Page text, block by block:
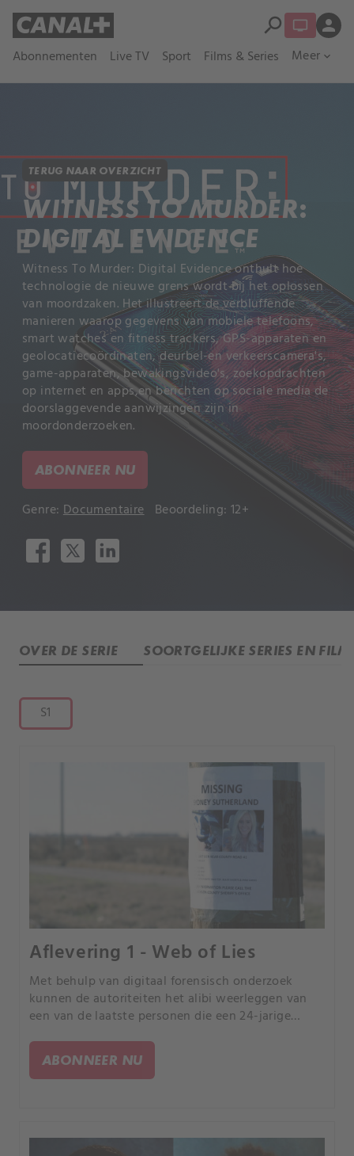
Abonnementen Live TV Sport Films & Series Meer expand_more
search person
TERUG NAAR OVERZICHT
WITNESS TO MURDER:
DIGITAL EVIDENCE
Witness To Murder: Digital Evidence onthult hoe
technologie de nieuwe grens wordt bij het oplossen
van moordzaken. Het illustreert de verbluffende
manieren waarop gegevens van mobiele telefoons,
smart watches en fitness trackers, GPS-apparaten en
geolocatiecoördinaten, deurbel-en verkeerscamera's,
game-apparaten, bewakingsvideo's, zoekopdrachten
op internet en apps,en berichten op sociale media de
doorslaggevende aanwijzingen zijn in
moordonderzoeken.
ABONNEER NU
Genre: Documentaire Beoordeling: 12+
OVER DE SERIE SOORTGELIJKE SERIES EN
S1
Aflevering 1 - Web of Lies
Met behulp van digitaal forensisch onderzoek
kunnen de autoriteiten het alibi weerleggen van
een van de laatste personen die een 24-jarige
heeft gezien, waardoor hij de hoofdverdachte van
de moord wordt.
ABONNEER NU